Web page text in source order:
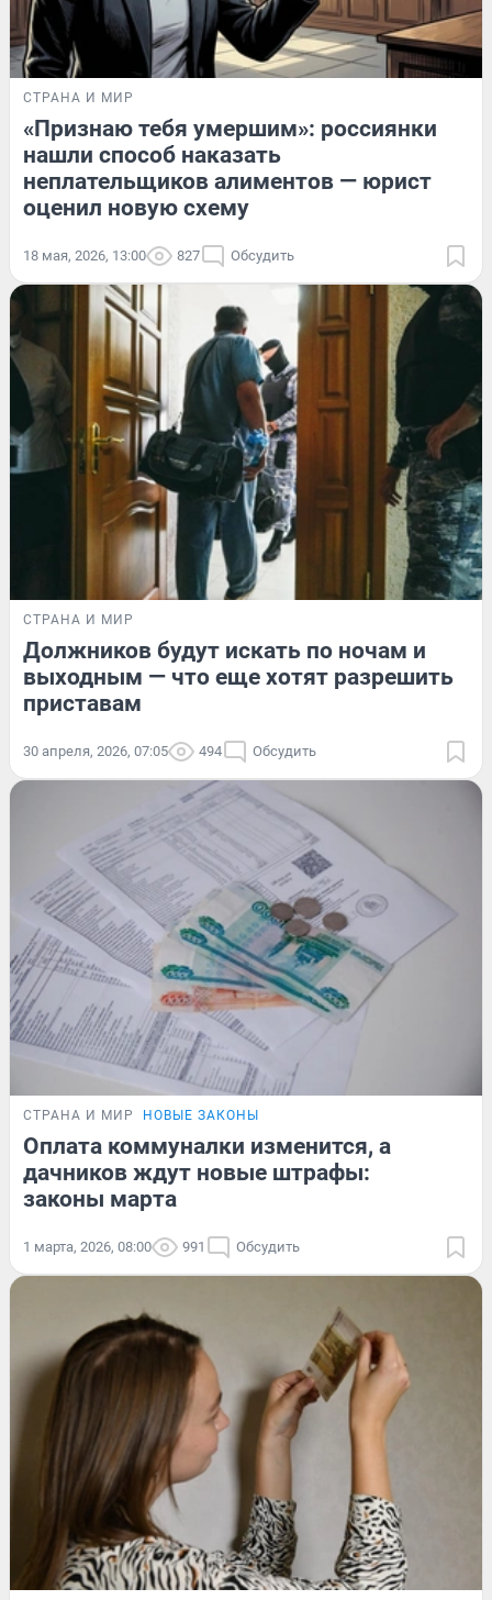
СТРАНА И МИР
«Признаю тебя умершим»: россиянки
нашли способ наказать
неплательщиков алиментов — юрист
оценил новую схему
18 мая, 2026, 13:00 827 Обсудить
СТРАНА И МИР
Должников будут искать по ночам и
выходным — что еще хотят разрешить
приставам
30 апреля, 2026, 07:05 494 Обсудить
СТРАНА И МИР НОВЫЕ ЗАКОНЫ
Оплата коммуналки изменится, а
дачников ждут новые штрафы:
законы марта
1 марта, 2026, 08:00 991 Обсудить